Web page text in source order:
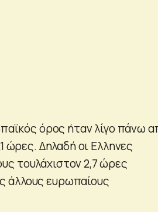
όρος ήταν λίγο πάνω
ώρες. Δηλαδή οι Ελληνες
τουλάχιστον 2,7 ώρες
άλλους ευρωπαίους